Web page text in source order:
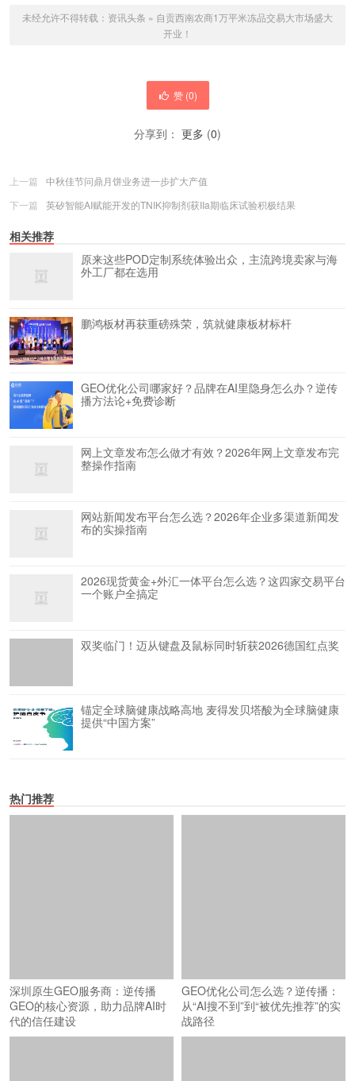
未经允许不得转载： 资讯头条 » 自贡西南农商1万平米冻品交易大市场盛大
开业！
赞 (0)
分享到： 更多 (0)
上一篇
中秋佳节问鼎月饼业务进一步扩大产值
下一篇
英矽智能AI赋能开发的TNIK抑制剂获IIa期临床试验积极结果
相关推荐
原来这些POD定制系统体验出众，主流跨境卖家与海
外工厂都在选用
鹏鸿板材再获重磅殊荣，筑就健康板材标杆
GEO优化公司哪家好？品牌在AI里隐身怎么办？逆传
播方法论+免费诊断
网上文章发布怎么做才有效？2026年网上文章发布完
整操作指南
网站新闻发布平台怎么选？2026年企业多渠道新闻发
布的实操指南
2026现货黄金+外汇一体平台怎么选？这四家交易平台
一个账户全搞定
双奖临门！迈从键盘及鼠标同时斩获2026德国红点奖
锚定全球脑健康战略高地 麦得发贝塔酸为全球脑健康
提供“中国方案”
热门推荐
深圳原生GEO服务商：逆传播
GEO的核心资源，助力品牌AI时
代的信任建设